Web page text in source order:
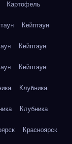
Картофель
Кейптаун
Кейптаун
Кейптаун
Клубника
Клубника
Красноярск